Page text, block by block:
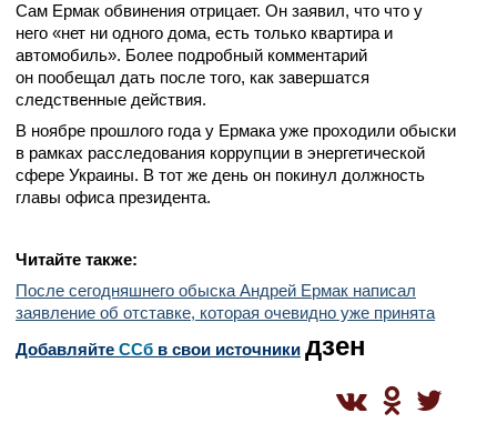
Сам Ермак обвинения отрицает. Он заявил, что что у
него «нет ни одного дома, есть только квартира и
автомобиль». Более подробный комментарий
он пообещал дать после того, как завершатся
следственные действия.
В ноябре прошлого года у Ермака уже проходили обыски
в рамках расследования коррупции в энергетической
сфере Украины. В тот же день он покинул должность
главы офиса президента.
Читайте также:
После сегодняшнего обыска Андрей Ермак написал
заявление об отставке, которая очевидно уже принята
Добавляйте CСб в свои источники дзен